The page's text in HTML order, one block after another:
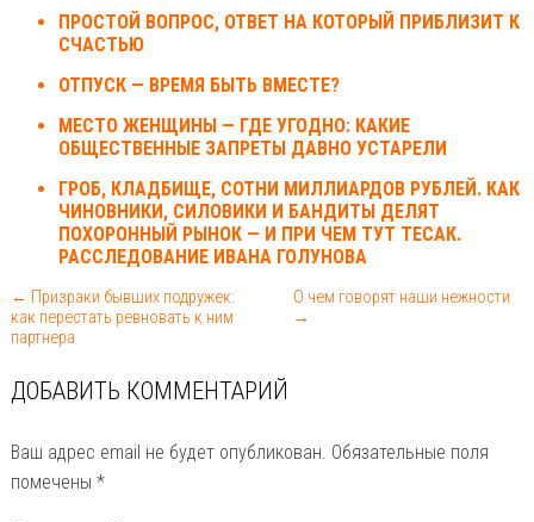
ПРОСТОЙ ВОПРОС, ОТВЕТ НА КОТОРЫЙ ПРИБЛИЗИТ К
СЧАСТЬЮ
ОТПУСК — ВРЕМЯ БЫТЬ ВМЕСТЕ?
МЕСТО ЖЕНЩИНЫ — ГДЕ УГОДНО: КАКИЕ
ОБЩЕСТВЕННЫЕ ЗАПРЕТЫ ДАВНО УСТАРЕЛИ
ГРОБ, КЛАДБИЩЕ, СОТНИ МИЛЛИАРДОВ РУБЛЕЙ. КАК
ЧИНОВНИКИ, СИЛОВИКИ И БАНДИТЫ ДЕЛЯТ
ПОХОРОННЫЙ РЫНОК — И ПРИ ЧЕМ ТУТ ТЕСАК.
РАССЛЕДОВАНИЕ ИВАНА ГОЛУНОВА
← Призраки бывших подружек:
как перестать ревновать к ним
партнера
О чем говорят наши нежности
→
ДОБАВИТЬ КОММЕНТАРИЙ
Ваш адрес email не будет опубликован. Обязательные поля
помечены *